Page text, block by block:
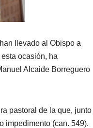
llevado al Obispo a
ocasión, ha
Alcaide Borreguero
pastoral de la que, junto
impedimento (can. 549).